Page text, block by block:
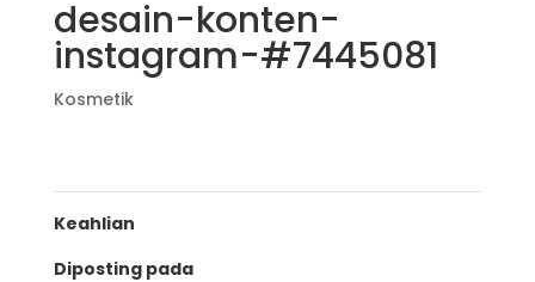
desain-konten-
instagram-#7445081
Kosmetik
Keahlian
Diposting pada